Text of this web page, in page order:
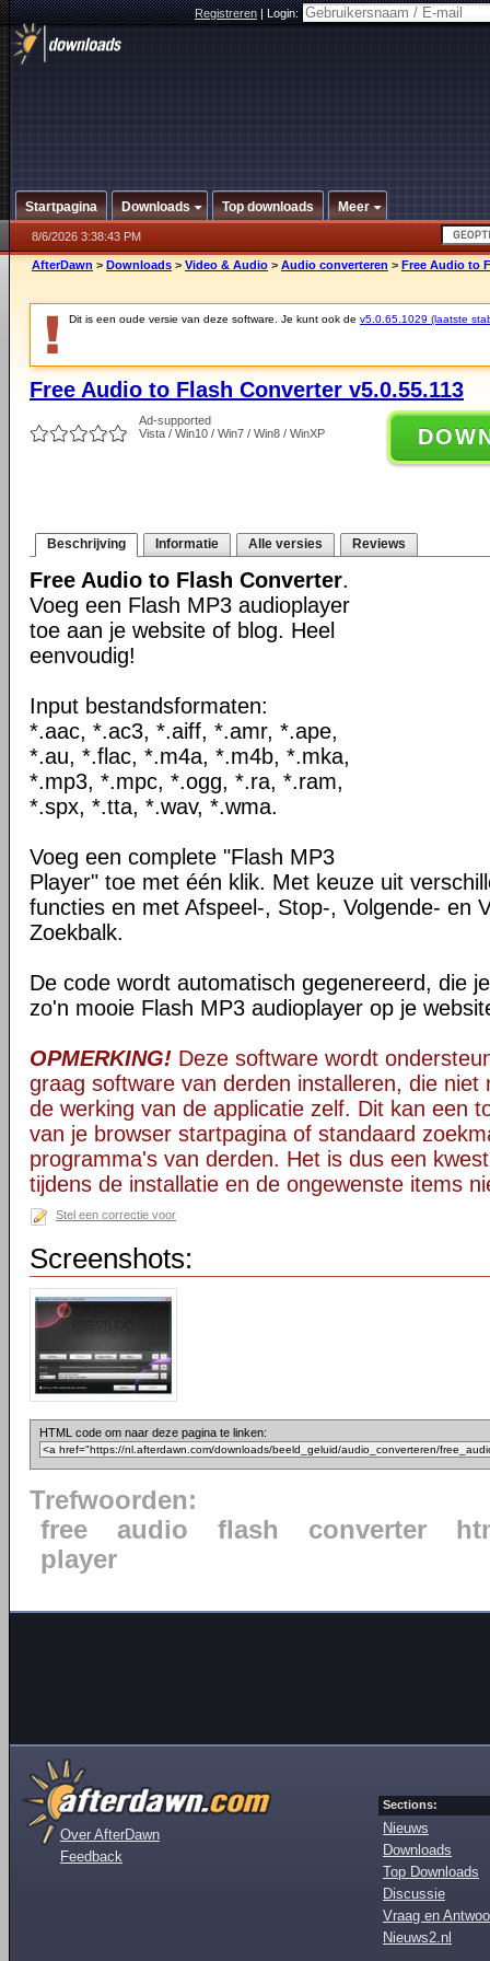
Registreren|Login:
Startpagina Downloads Top downloads Meer
8/6/2026 3:38:43 PM
AfterDawn > Downloads > Video & Audio > Audio converteren > Free Audio to
Dit is een oude versie van deze software. Je kunt ook de v5.0.65.1029 (laatste
Free Audio to Flash Converter v5.0.55.113
Ad-supported
Vista / Win10 / Win7 / Win8 / WinXP
Beschrijving Informatie Alle versies Reviews
Free Audio to Flash Converter.
Voeg een Flash MP3 audioplayer
toe aan je website of blog. Heel
eenvoudig!
Input bestandsformaten:
*.aac, *.ac3, *.aiff, *.amr, *.ape,
*.au, *.flac, *.m4a, *.m4b, *.mka,
*.mp3, *.mpc, *.ogg, *.ra, *.ram,
*.spx, *.tta, *.wav, *.wma.
Voeg een complete "Flash MP3
Player" toe met één klik. Met keuze uit
functies en met Afspeel-, Stop-, Volgende- en
Zoekbalk.
De code wordt automatisch gegenereerd, die
zo'n mooie Flash MP3 audioplayer op je
OPMERKING! Deze software wordt
graag software van derden installeren, die niet
de werking van de applicatie zelf. Dit kan een
van je browser startpagina of standaard
programma's van derden. Het is dus een
tijdens de installatie en de ongewenste items
Stel een correctie voor
Screenshots:
HTML code om naar deze pagina te linken:
Trefwoorden:
free
audio flash converter
player
Over AfterDawn
Feedback
Sections:
Nieuws
Downloads
Top Downloads
Discussie
Vraag en
Nieuws2.nl